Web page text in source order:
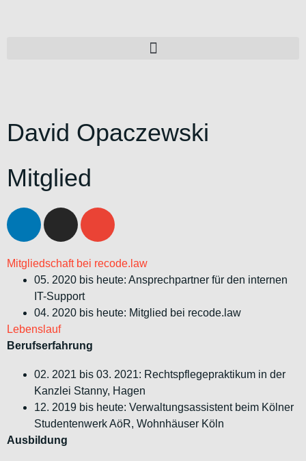
David Opaczewski
Mitglied
Mitgliedschaft bei recode.law
05. 2020 bis heute: Ansprechpartner für den internen
IT-Support
04. 2020 bis heute: Mitglied bei recode.law
Lebenslauf
Berufserfahrung
02. 2021 bis 03. 2021: Rechtspflegepraktikum in der
Kanzlei Stanny, Hagen
12. 2019 bis heute: Verwaltungsassistent beim Kölner
Studentenwerk AöR, Wohnhäuser Köln
Ausbildung